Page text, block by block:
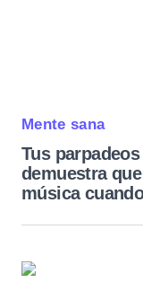
Mente sana
Tus
demuestra
música